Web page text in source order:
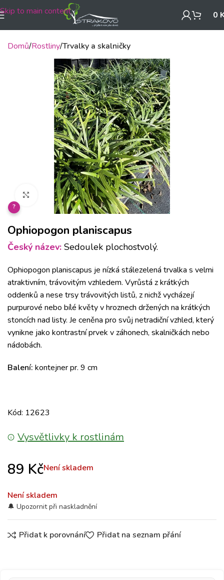
Skip to main content 0
Domů Rostliny Trvalky a skalničky
Klikněte pro zvětšení
?
Ophiopogon planiscapus
Český název: Sedoulek plochostvolý.
Ophiopogon planiscapus je nízká stálezelená trvalka s velmi
atraktivním, trávovitým vzhledem. Vyrůstá z krátkých
oddenků a nese trsy trávovitých listů, z nichž vycházejí
purpurové nebo bílé květy v hroznech držených na krátkých
stoncích nad listy. Je ceněna pro svůj netradiční vzhled, který
vynikne jako kontrastní prvek v záhonech, skalničkách nebo
nádobách.
Balení: kontejner pr. 9 cm
Kód: 12623
Vysvětlivky k rostlinám
89 KčNení skladem
Není skladem
Přidat k porovnání Přidat na seznam přání